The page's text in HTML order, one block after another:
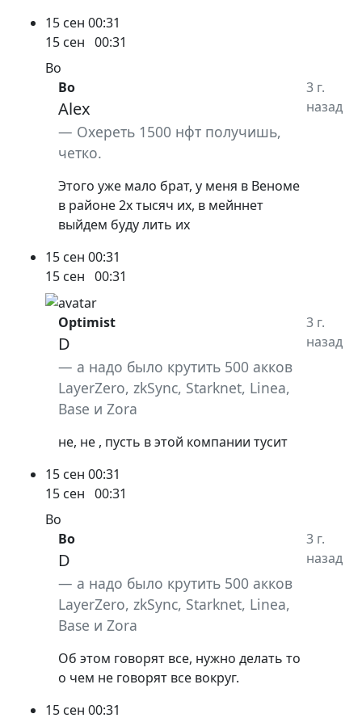
15 сен 00:31
15 сен 00:31
Bo
Bo
Alex
Охереть 1500 нфт получишь,
четко.
Этого уже мало брат, у меня в Веноме
в районе 2х тысяч их, в мейннет
выйдем буду лить их
3 г.
назад
15 сен 00:31
15 сен 00:31
Optimist
D
а надо было крутить 500 акков
LayerZero, zkSync, Starknet, Linea,
Base и Zora
не, не , пусть в этой компании тусит
3 г.
назад
15 сен 00:31
15 сен 00:31
Bo
Bo
D
а надо было крутить 500 акков
LayerZero, zkSync, Starknet, Linea,
Base и Zora
Об этом говорят все, нужно делать то
о чем не говорят все вокруг.
3 г.
назад
15 сен 00:31